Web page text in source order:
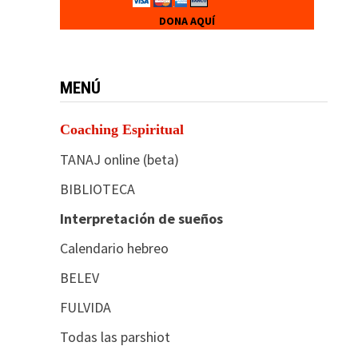
DONA AQUÍ
MENÚ
Coaching Espiritual
TANAJ online (beta)
BIBLIOTECA
Interpretación de sueños
Calendario hebreo
BELEV
FULVIDA
Todas las parshiot